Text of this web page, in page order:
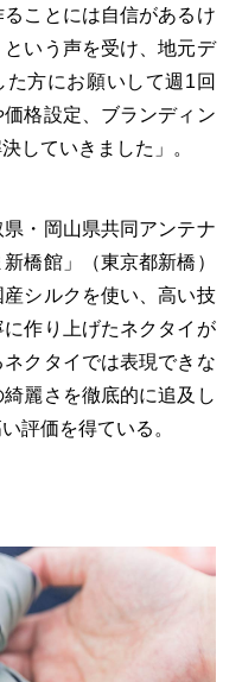
ことには自信があるけ
いう声を受け、地元デ
方にお願いして週1回
格設定、ブランディン
していきました」。
・岡山県共同アンテナ
橋館」（東京都新橋）
シルクを使い、高い技
作り上げたネクタイが
クタイでは表現できな
麗さを徹底的に追及し
評価を得ている。